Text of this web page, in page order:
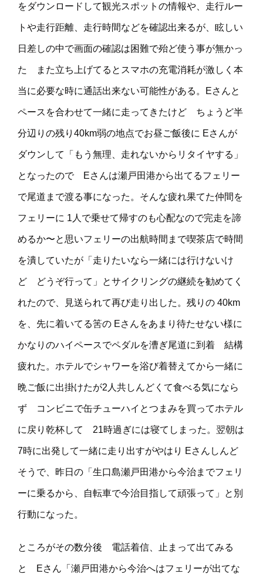
をダウンロードして観光スポットの情報や、走行ルー
トや走行距離、走行時間などを確認出来るが、眩しい
日差しの中で画面の確認は困難で殆ど使う事が無かっ
た また立ち上げてるとスマホの充電消耗が激しく本
当に必要な時に通話出来ない可能性がある。Eさんと
ペースを合わせて一緒に走ってきたけど ちょうど半
分辺りの残り40km弱の地点でお昼ご飯後に Eさんが
ダウンして「もう無理、走れないからリタイヤする」
となったので Eさんは瀬戸田港から出てるフェリー
で尾道まで渡る事になった。そんな疲れ果てた仲間を
フェリーに 1人で乗せて帰すのも心配なので完走を諦
めるか〜と思いフェリーの出航時間まで喫茶店で時間
を潰していたが「走りたいなら一緒には行けないけ
ど どうぞ行って」とサイクリングの継続を勧めてく
れたので、見送られて再び走り出した。残りの 40km
を、先に着いてる筈の Eさんをあまり待たせない様に
かなりのハイペースでペダルを漕ぎ尾道に到着 結構
疲れた。ホテルでシャワーを浴び着替えてから一緒に
晩ご飯に出掛けたが2人共しんどくて食べる気になら
ず コンビニで缶チューハイとつまみを買ってホテル
に戻り乾杯して 21時過ぎには寝てしまった。翌朝は
7時に出発して一緒に走り出すがやはり Eさんしんど
そうで、昨日の「生口島瀬戸田港から今治までフェリ
ーに乗るから、自転車で今治目指して頑張って」と別
行動になった。
ところがその数分後 電話着信、止まって出てみる
と Eさん「瀬戸田港から今治へはフェリーが出てな